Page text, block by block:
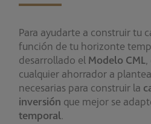
Para ayudarte a construir tu
función de tu horizonte
desarrollado el Modelo CML
cualquier ahorrador a
necesarias para construir la
inversión que mejor se
temporal